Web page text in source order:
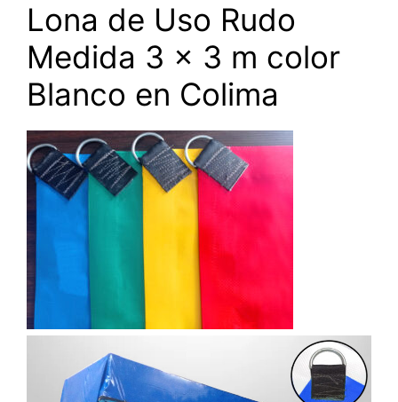
Lona de Uso Rudo
Medida 3 x 3 m color
Blanco en Colima